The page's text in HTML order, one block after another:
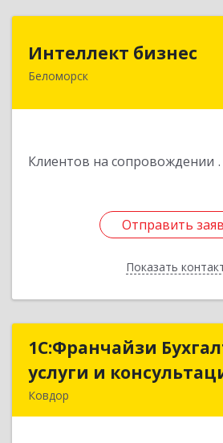
Интеллект бизнес
Беломорск
Клиентов на сопровождении
Отправить
Показать
Отправить
Назад
1С:Франчайзи
услуги и
Ковдор
1С:Франчайзи
услуги и